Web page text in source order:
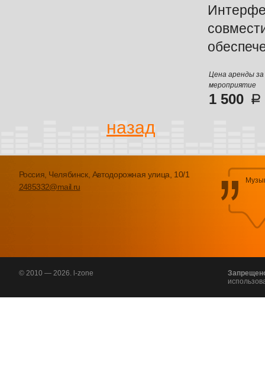
Цена аренды за
мероприятие
1 500
назад
Россия, Челябинск, Автодорожная улица, 10/1
2485332@mail.ru
© 2010 — 2026. l-zone